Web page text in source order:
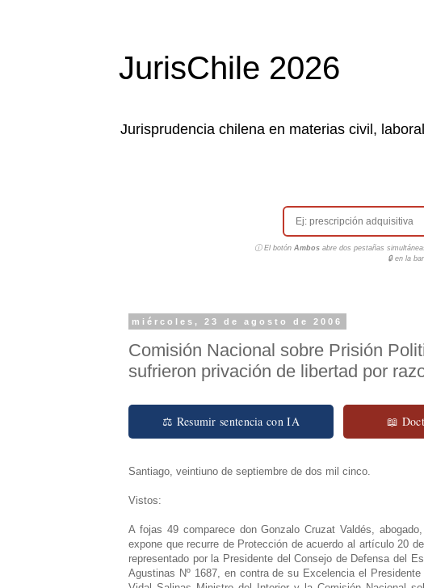
JurisChile 2026
Jurisprudencia chilena en materias civil,
ⓘ El botón Ambosabre dos pestañas
🔒 en la
miércoles, 23 de agosto de 2006
Comisión Nacional sobre Prisión
sufrieron privación de libertad por
⚖ Resumir sentencia con IA 📖
Santiago, veintiuno de septiembre de dos mil cinco.
Vistos:
A fojas 49 comparece don Gonzalo Cruzat Valdés,
expone que recurre de Protección de acuerdo al artículo 20
representado por la Presidente del Consejo de Defensa del
Agustinas Nº 1687, en contra de su Excelencia el